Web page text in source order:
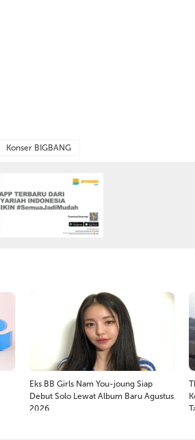
Konser BIGBANG
Eks BB Girls Nam You-joung Siap
Debut Solo Lewat Album Baru Agustus
2026